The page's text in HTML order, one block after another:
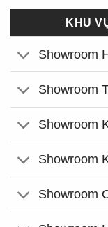
KHU
Showroom
Showroom
Showroom
Showroom
Showroom